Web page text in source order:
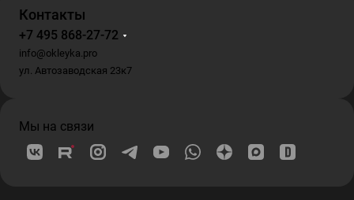
Контакты
+7 495 868-27-72
info@okleyka.pro
ул. Автозаводская 23к7
Мы на связи